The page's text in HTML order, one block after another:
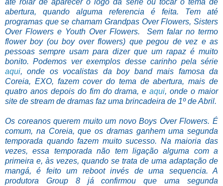
até rolar de aparecer o logo da série ou tocar o tema de
abertura, quando alguma referencia é feita. Tem até
programas que se chamam Grandpas Over Flowers, Sisters
Over Flowers e Youth Over Flowers. Sem falar no termo
flower boy (ou boy over flowers) que pegou de vez e as
pessoas sempre usam para dizer que um rapaz é muito
bonito. Podemos ver exemplos desse carinho pela série
aqui, onde os vocalistas da boy band mais famosa da
Coreia, EXO, fazem cover do tema de abertura, mais de
quatro anos depois do fim do drama, eaqui, onde o maior
site de stream de dramas faz uma brincadeira de 1º de Abril.
Os coreanos querem muito um novo Boys Over Flowers. É
comum, na Coreia, que os dramas ganhem uma segunda
temporada quando fazem muito sucesso. Na maioria das
vezes, essa temporada não tem ligação alguma com a
primeira e, às vezes, quando se trata de uma adaptação de
mangá, é feito um reboot invés de uma sequencia. A
produtora Group 8 já confirmou que uma segunda